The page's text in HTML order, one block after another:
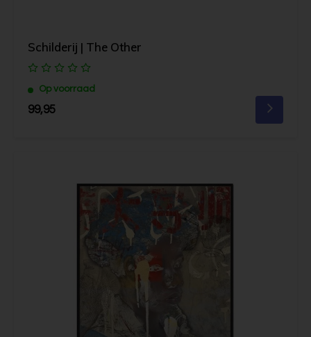
Schilderij | The Other
Op voorraad
99,95